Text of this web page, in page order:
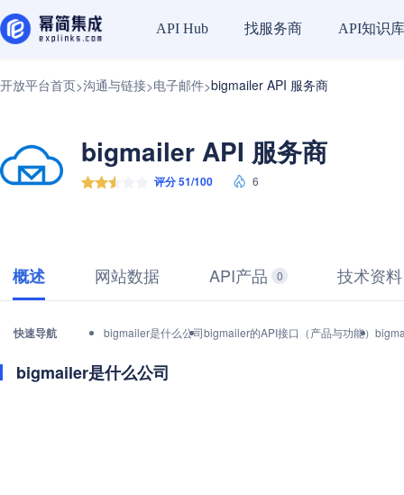
API Hub 找服务商 API知识库
开放平台首页>沟通与链接>电子邮件>bigmailer API 服务商
bigmailer API 服务商
评分 51/100 6
概述 网站数据 API产品 0 技术资料
快速导航 bigmailer是什么公司bigmailer的API接口（产品与功能）
bigmailer是什么公司